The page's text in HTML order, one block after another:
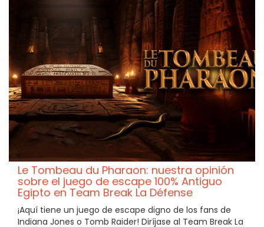
Le Tombeau du Pharaon: nuestra opinión
sobre el juego de escape 100% Antiguo
Egipto en Team Break La Défense
¡Aquí tiene un juego de escape digno de los fans de
Indiana Jones o Tomb Raider! Diríjase al Team Break La